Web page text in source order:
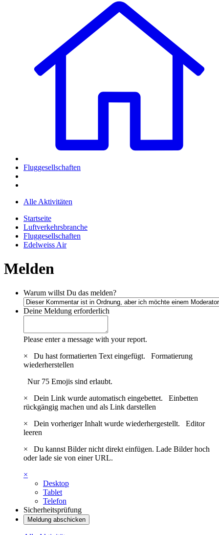
Fluggesellschaften
Alle Aktivitäten
Startseite
Luftverkehrsbranche
Fluggesellschaften
Edelweiss Air
Melden
Warum willst Du das melden?
Deine Meldung erforderlich
Please enter a message with your report.
×
Du hast formatierten Text eingefügt. Formatierung
wiederherstellen
Nur 75 Emojis sind erlaubt.
×
Dein Link wurde automatisch eingebettet. Einbetten
rückgängig machen und als Link darstellen
×
Dein vorheriger Inhalt wurde wiederhergestellt. Editor
leeren
×
Du kannst Bilder nicht direkt einfügen. Lade Bilder hoch
oder lade sie von einer URL.
×
Desktop
Tablet
Telefon
Sicherheitsprüfung
Meldung abschicken